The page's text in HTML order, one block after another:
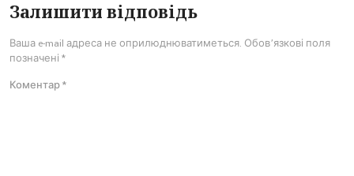
Залишити відповідь
Ваша e-mail адреса не оприлюднюватиметься. Обов’язкові поля
позначені *
Коментар*